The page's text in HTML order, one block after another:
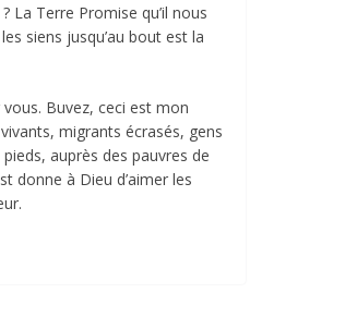
La Terre Promise qu’il nous
siens jusqu’au bout est la
Buvez, ceci est mon
migrants écrasés, gens
auprès des pauvres de
donne à Dieu d’aimer les